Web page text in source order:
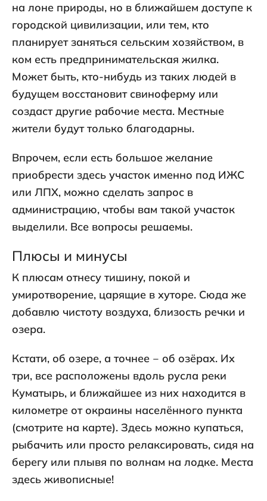
на лоне природы, но в ближайшем доступе к
городской цивилизации, или тем, кто
планирует заняться сельским хозяйством, в
ком есть предпринимательская жилка.
Может быть, кто-нибудь из таких людей в
будущем восстановит свиноферму или
создаст другие рабочие места. Местные
жители будут только благодарны.
Впрочем, если есть большое желание
приобрести здесь участок именно под ИЖС
или ЛПХ, можно сделать запрос в
администрацию, чтобы вам такой участок
выделили. Все вопросы решаемы.
Плюсы и минусы
К плюсам отнесу тишину, покой и
умиротворение, царящие в хуторе. Сюда же
добавлю чистоту воздуха, близость речки и
озера.
Кстати, об озере, а точнее ‒ об озёрах. Их
три, все расположены вдоль русла реки
Куматырь, и ближайшее из них находится в
километре от окраины населённого пункта
(смотрите на карте). Здесь можно купаться,
рыбачить или просто релаксировать, сидя на
берегу или плывя по волнам на лодке. Места
здесь живописные!